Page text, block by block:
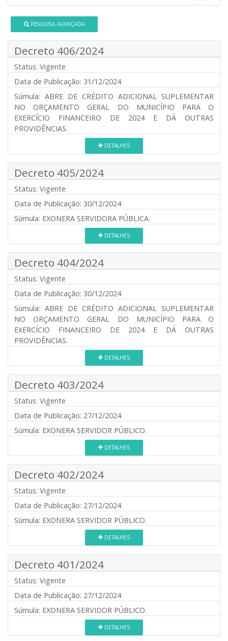
PESQUISA AVANÇADA
Decreto 406/2024
Status: Vigente
Data de Publicação: 31/12/2024
Súmula: ABRE DE CRÉDITO ADICIONAL SUPLEMENTAR
NO ORÇAMENTO GERAL DO MUNICÍPIO PARA O
EXERCÍCIO FINANCEIRO DE 2024 E DÁ OUTRAS
PROVIDÊNCIAS.
DETALHES
Decreto 405/2024
Status: Vigente
Data de Publicação: 30/12/2024
Súmula: EXONERA SERVIDORA PÚBLICA.
DETALHES
Decreto 404/2024
Status: Vigente
Data de Publicação: 30/12/2024
Súmula: ABRE DE CRÉDITO ADICIONAL SUPLEMENTAR
NO ORÇAMENTO GERAL DO MUNICÍPIO PARA O
EXERCÍCIO FINANCEIRO DE 2024 E DÁ OUTRAS
PROVIDÊNCIAS.
DETALHES
Decreto 403/2024
Status: Vigente
Data de Publicação: 27/12/2024
Súmula: EXONERA SERVIDOR PÚBLICO.
DETALHES
Decreto 402/2024
Status: Vigente
Data de Publicação: 27/12/2024
Súmula: EXONERA SERVIDOR PÚBLICO.
DETALHES
Decreto 401/2024
Status: Vigente
Data de Publicação: 27/12/2024
Súmula: EXONERA SERVIDOR PÚBLICO.
DETALHES